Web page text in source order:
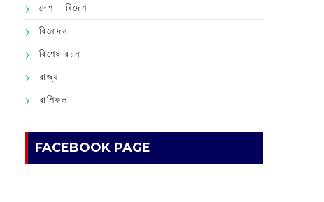
দেশ - বিদেশ
বিনোদন
বিশেষ রচনা
রাজ্য
রাশিফল
FACEBOOK PAGE